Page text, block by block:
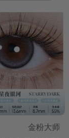
金粉大师